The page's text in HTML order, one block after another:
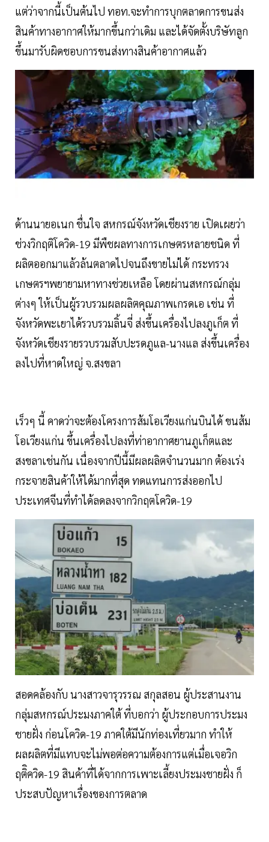
แต่ว่าจากนี้เป็นต้นไป ทอท.จะทำการบุกตลาดการขนส่ง
สินค้าทางอากาศให้มากขึ้นกว่าเดิม และได้จัดตั้งบริษัทลูก
ขึ้นมารับผิดชอบการขนส่งทางสินค้าอากาศแล้ว
ด้านนายอเนก ชื่นใจ สหกรณ์จังหวัดเชียงราย เปิดเผยว่า
ช่วงวิกฤติโควิด-19 มีพืชผลทางการเกษตรหลายชนิด ที่
ผลิตออกมาแล้วล้นตลาดไปจนถึงขายไม่ได้ กระทรวง
เกษตรฯพยายามหาทางช่วยเหลือ โดยผ่านสหกรณ์กลุ่ม
ต่างๆ ให้เป็นผู้รวบรวมผลผลิตคุณภาพเกรดเอ เช่น ที่
จังหวัดพะเยาได้รวบรวมลิ้นจี่ ส่งขึ้นเครื่องไปลงภูเก็ต ที่
จังหวัดเชียงรายรวบรวมสับปะรดภูแล-นางแล ส่งขึ้นเครื่อง
ลงไปที่หาดใหญ่ จ.สงขลา
เร็วๆ นี้ คาดว่าจะต้องโครงการส้มโอเวียงแก่นบินได้ ขนส้ม
โอเวียงแก่น ขึ้นเครื่องไปลงที่ท่าอากาศยานภูเก็ตและ
สงขลาเช่นกัน เนื่องจากปีนี้มีผลผลิตจำนวนมาก ต้องเร่ง
กระจายสินค้าให้ได้มากที่สุด ทดแทนการส่งออกไป
ประเทศจีนที่ทำได้ลดลงจากวิกฤตโควิด-19
สอดคล้องกับ นางสาวจารุวรรณ สกุลสอน ผู้ประสานงาน
กลุ่มสหกรณ์ประมงภาคใต้ ที่บอกว่า ผู้ประกอบการประมง
ชายฝั่ง ก่อนโควิด-19 ภาคใต้มีนักท่องเที่ยวมาก ทำให้
ผลผลิตที่มีแทบจะไม่พอต่อความต้องการแต่เมื่อเจอวิก
ฤติิควิด-19 สินค้าที่ได้จากการเพาะเลี้ยงประมงชายฝั่ง ก็
ประสบปัญหาเรื่องของการตลาด